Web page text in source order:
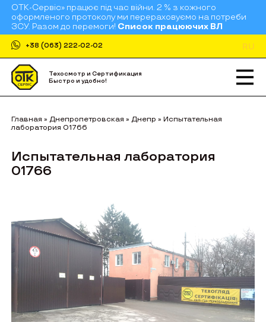
ОТК-Сервіс» працює під час війни. 2 % з кожного
оформленого протоколу ми перераховуємо на потреби
ЗСУ. Разом до перемоги! Список працюючих ВЛ
+38 (063) 222-02-02 RU
Техосмотр и Сертификация
Быстро и удобно!
Главная »Днепропетровская »Днепр »Испытательная
лаборатория 01766
Испытательная лаборатория
01766